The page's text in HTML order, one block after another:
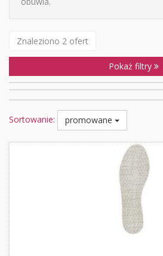
Znaleziono 2 ofert
Pokaż filtry
Sortowanie: promowane